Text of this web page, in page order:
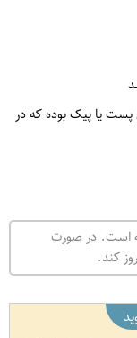
پست یا پیک بوده که در
است. در صورت
کند.